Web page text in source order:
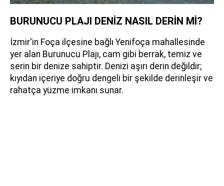
BURUNUCU PLAJI DENİZ NASIL DERİN Mİ?
İzmir'in Foça ilçesine bağlı Yenifoça mahallesinde
yer alan Burunucu Plajı, cam gibi berrak, temiz ve
serin bir denize sahiptir. Denizi aşırı derin değildir;
kıyıdan içeriye doğru dengeli bir şekilde derinleşir ve
rahatça yüzme imkanı sunar.